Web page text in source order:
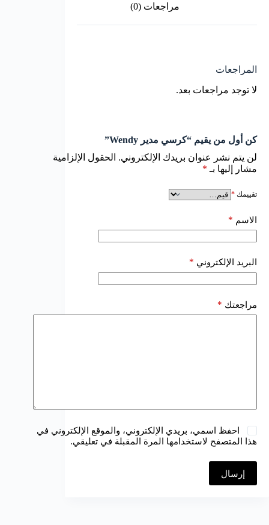
مراجعات (0)
المراجعات
لا توجد مراجعات بعد.
كن أول من يقيم “كرسي مدير Wendy”
لن يتم نشر عنوان بريدك الإلكتروني. الحقول الإلزامية
مشار إليها بـ *
تقييمك *
الاسم *
البريد الإلكتروني *
مراجعتك *
احفظ اسمي، بريدي الإلكتروني، والموقع الإلكتروني في
هذا المتصفح لاستخدامها المرة المقبلة في تعليقي.
إرسال